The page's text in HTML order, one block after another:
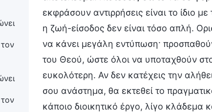
εκφράσουν αντιρρήσεις είναι το ίδιο
η ζωή-είσοδος δεν είναι τόσο απλή.
να κάνει μεγάλη εντύπωση·
του Θεού, ώστε όλοι να υποταχθούν
ευκολότερη. Αν δεν κατέχεις την
σου ανάστημα, θα εκτεθεί το
κάποιο διοικητικό έργο, λίγο κλάδεμα